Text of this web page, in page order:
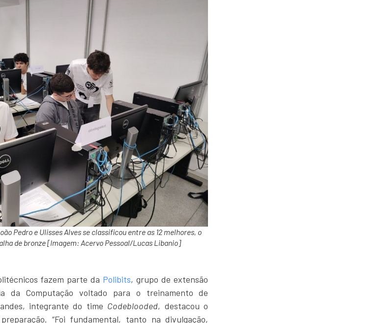
Pedro e Ulisses Alves se classificou entre as 12 melhores, o
de bronze [Imagem: Acervo Pessoal/Lucas Libanio]
fazem parte da Polibits, grupo de extensão
da Computação voltado para o treinamento de
integrante do time Codeblooded, destacou o
“Foi fundamental, tanto na divulgação,